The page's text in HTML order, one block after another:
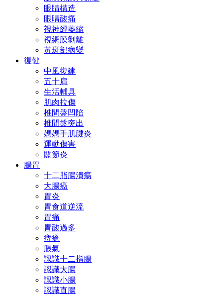
眼睛構造
眼睛酸痛
視神經萎縮
視網膜剝離
黃斑部病變
復健
中風復建
五十肩
生活輔具
肌肉拉傷
椎間盤凹陷
椎間盤突出
媽媽手肌腱炎
運動傷害
關節炎
腸胃
十二脂腸潰瘍
大腸癌
胃炎
胃食道逆流
胃痛
胃酸過多
痔瘡
脹氣
認識十二指腸
認識大腸
認識小腸
認識直腸